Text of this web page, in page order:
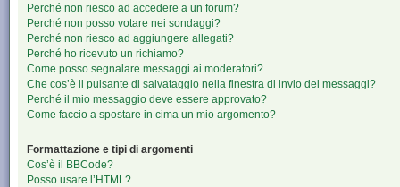
Perché non riesco ad accedere a un forum?
Perché non posso votare nei sondaggi?
Perché non riesco ad aggiungere allegati?
Perché ho ricevuto un richiamo?
Come posso segnalare messaggi ai moderatori?
Che cos’è il pulsante di salvataggio nella finestra di invio dei messaggi?
Perché il mio messaggio deve essere approvato?
Come faccio a spostare in cima un mio argomento?
Formattazione e tipi di argomenti
Cos’è il BBCode?
Posso usare l’HTML?